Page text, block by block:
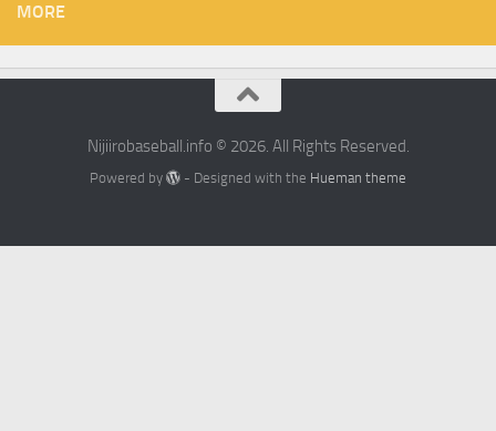
MORE
Nijiirobaseball.info © 2026. All Rights Reserved.
Powered by - Designed with the Hueman theme